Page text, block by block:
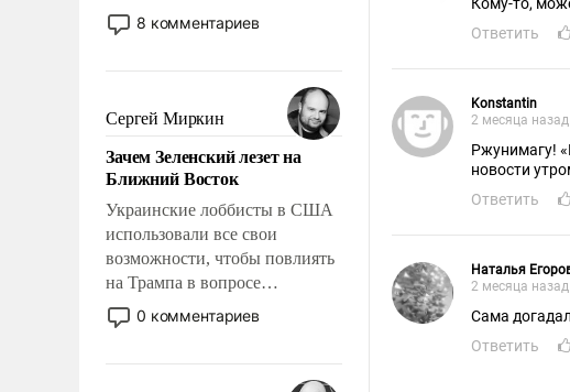
двигаемся по пути
революционных изменений.
псевдонаучной фантастики,
стало всерьез обсуждаемой
идеей.
8 комментариев
Сергей Миркин
Зачем Зеленский лезет на
Ближний Восток
Украинские лоббисты в США
использовали все свои
возможности, чтобы повлиять
на Трампа в вопросе
предоставления вооружений
своим нанимателям. Вероятно,
консультирует Киев, пришла в
0 комментариев
Кому-то,
Ответить
Konstantin
2 месяца назад
Ржунимагу!
новости
Ответить
Наталья
2 месяца назад
Сама
Ответить